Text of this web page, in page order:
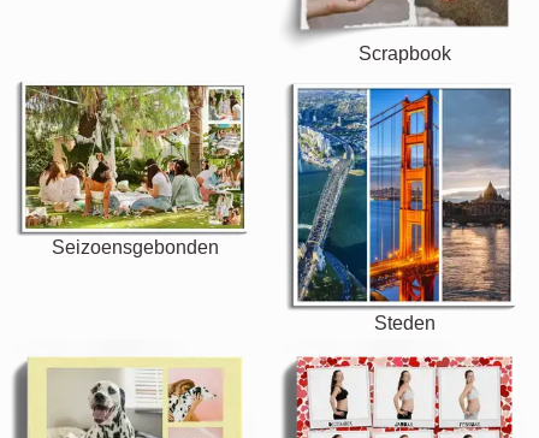
Scrapbook
Seizoensgebonden
Steden